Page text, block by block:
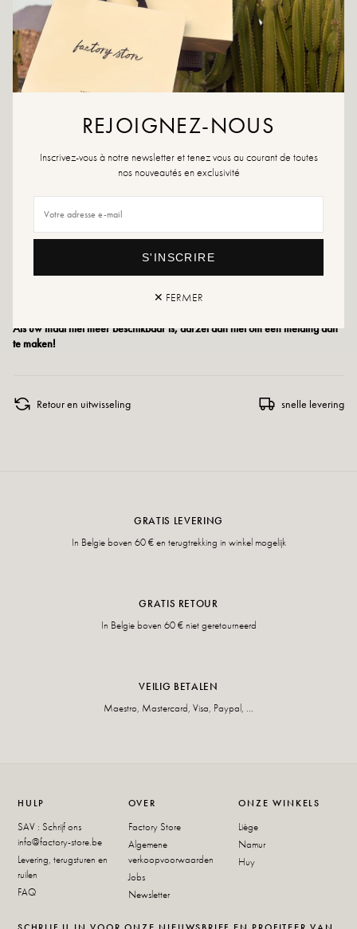
Voeg een vleugje karakter toe aan je stijl met onze Dille-enkellaarzen
versierd met twee gespen. Hun moderne en gedurfde ontwerp zorgt
voor een elegant contrast tussen chic en attitude, perfect om je outfits
met een vleugje stijl te verfraaien.
Kleuren: zwart
Buitenzool: synthetisch materiaal
Hoogte van het dienblad: 2,5 cm
Neus van de schoen: Rond
Maatadvies: Voor dit model kiest u uw gebruikelijke maat.
Als uw maat niet meer beschikbaar is, aarzel dan niet om een melding aan
te maken!
Retour en uitwisseling snelle levering
GRATIS LEVERING
In Belgie boven 60 € en terugtrekking in winkel mogelijk
GRATIS RETOUR
In Belgie boven 60 € niet geretourneerd
VEILIG BETALEN
Maestro, Mastercard, Visa, Paypal, ...
HULP
SAV : Schrijf ons
info@factory-store.be
Levering, terugsturen en
ruilen
FAQ
OVER
Factory Store
Algemene
verkoopvoorwaarden
Jobs
Newsletter
ONZE WINKELS
Liège
Namur
Huy
REJOIGNEZ-NOUS
Inscrivez-vous à notre newsletter et tenez vous au courant de toutes
nos nouveautés en exclusivité
S'INSCRIRE
✕ FERMER